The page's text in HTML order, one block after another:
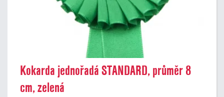
Kokarda jednořadá STANDARD, průměr 8
cm, zelená